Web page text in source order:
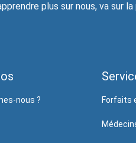
plus sur nous, va sur la
nous ? Forfaits